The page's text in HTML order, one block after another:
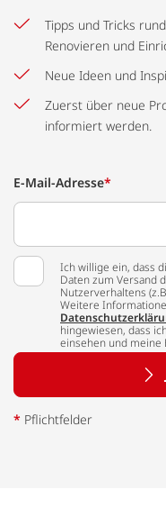
Tipps und Tricks
Renovieren und
Neue Ideen und
Zuerst über neue
informiert werden.
E-Mail-Adresse*
Ich willige ein, dass
Daten zum Versand
Nutzerverhaltens
Weitere
hingewiesen, dass
einsehen und meine
* Pflichtfelder